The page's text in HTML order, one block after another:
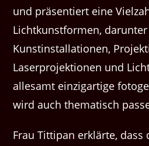
und präsentiert eine
Lichtkunstformen,
Kunstinstallationen,
Laserprojektionen und
allesamt einzigartige
wird auch thematisch
Frau Tittipan erklärte, dass